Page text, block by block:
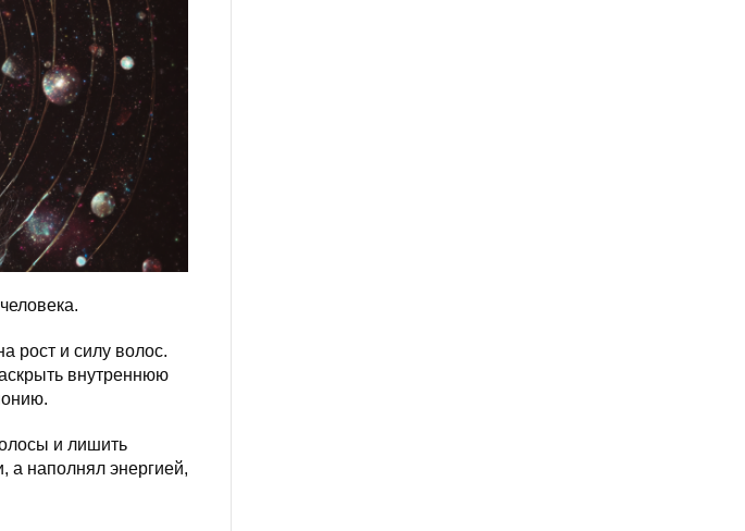
рост и силу волос.
внутреннюю
и лишить
а наполнял энергией,